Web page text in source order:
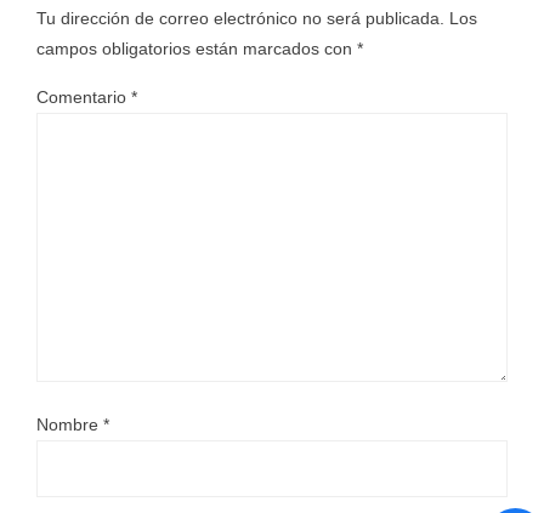
Tu dirección de correo electrónico no será publicada.
Los
campos obligatorios están marcados con *
Comentario *
Nombre *